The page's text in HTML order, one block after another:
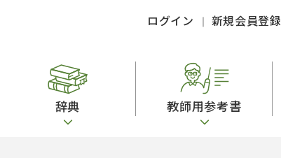
ログイン 新規会員登録
辞典 教師用参考書